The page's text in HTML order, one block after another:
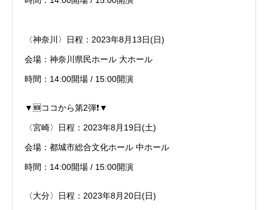
〈神奈川〉日程：2023年8月13日(日)
会場：神奈川県民ホール 大ホール
時間：14:00開場 / 15:00開演
▼🆕ココから第2弾❗️▼
〈宮崎〉日程：2023年8月19日(土)
会場：都城市総合文化ホール 中ホール
時間：14:00開場 / 15:00開演
〈大分〉日程：2023年8月20日(日)